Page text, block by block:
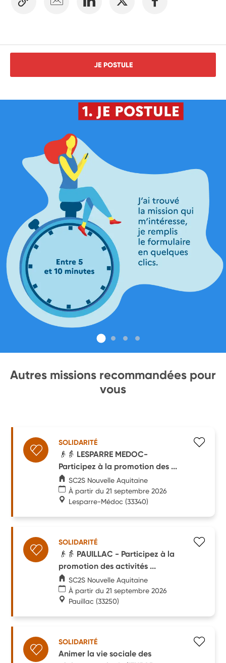
JE POSTULE
Autres missions recommandées pour
vous
SOLIDARITÉ
👴👵 LESPARRE MEDOC-
Participez à la promotion des ...
SC2S Nouvelle Aquitaine
À partir du 21 septembre 2026
Lesparre-Médoc (33340)
SOLIDARITÉ
👴👵 PAUILLAC - Participez à la
promotion des activités ...
SC2S Nouvelle Aquitaine
À partir du 21 septembre 2026
Pauillac (33250)
SOLIDARITÉ
Animer la vie sociale des